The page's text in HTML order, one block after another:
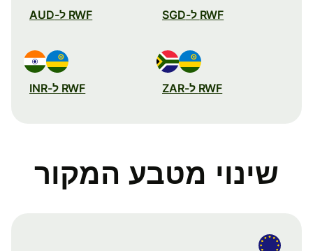
RWF ל-SGD RWF ל-AUD
RWF ל-ZAR RWF ל-INR
שינוי מטבע המקור